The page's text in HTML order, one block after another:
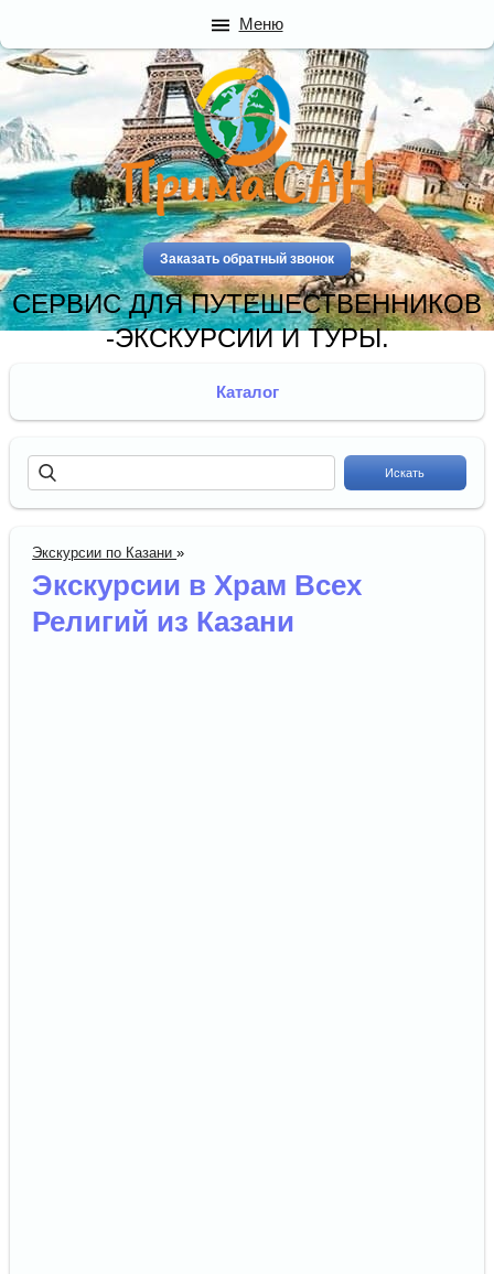
Заказать обратный звонок
СЕРВИС ДЛЯ ПУТЕШЕСТВЕННИКОВ
-ЭКСКУРСИИ И ТУРЫ.
Каталог
Экскурсии по Казани»
Экскурсии в Храм Всех
Религий из Казани
Меню